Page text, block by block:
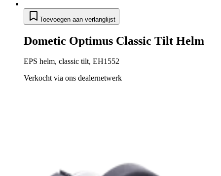
Toevoegen aan verlanglijst
Dometic Optimus Classic Tilt Helm
EPS helm, classic tilt, EH1552
Verkocht via ons dealernetwerk